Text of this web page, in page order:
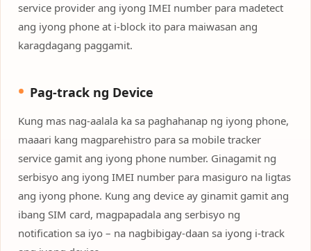
service provider ang iyong IMEI number para madetect
ang iyong phone at i-block ito para maiwasan ang
karagdagang paggamit.
Pag-track ng Device
Kung mas nag-aalala ka sa paghahanap ng iyong phone,
maaari kang magparehistro para sa mobile tracker
service gamit ang iyong phone number. Ginagamit ng
serbisyo ang iyong IMEI number para masiguro na ligtas
ang iyong phone. Kung ang device ay ginamit gamit ang
ibang SIM card, magpapadala ang serbisyo ng
notification sa iyo – na nagbibigay-daan sa iyong i-track